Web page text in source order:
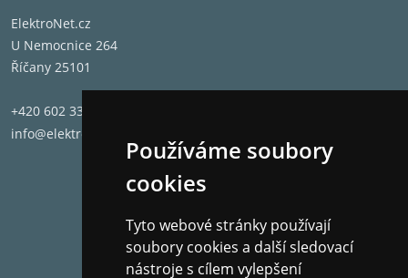
Používáme soubory
cookies
Tyto webové stránky používají
soubory cookies a další sledovací
nástroje s cílem vylepšení
ElektroNet.cz
U Nemocnice 264
Říčany 25101
+420 602 331 662
info@elektronet.cz